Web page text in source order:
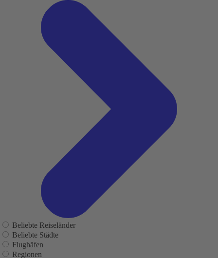
Beliebte Reiseländer
Beliebte Städte
Flughäfen
Regionen